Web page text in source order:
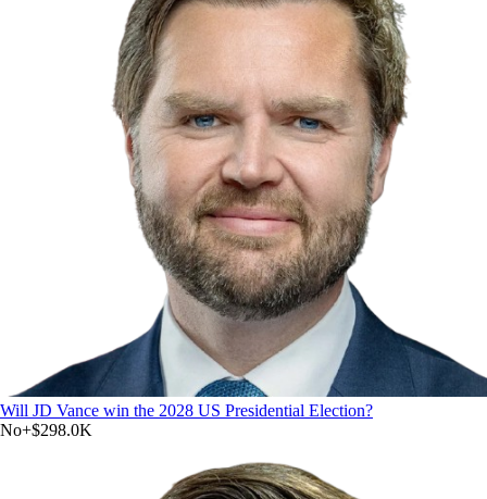
Will JD Vance win the 2028 US Presidential Election?
No+$298.0K